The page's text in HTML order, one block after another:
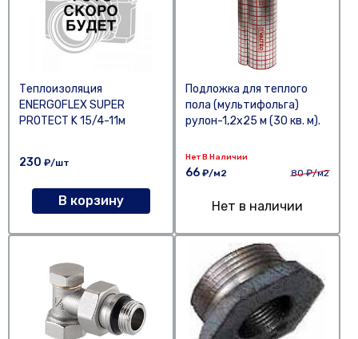
Теплоизоляция
ENERGOFLEX SUPER
PROTECT K 15/4-11м
230 ₽/шт
В корзину
Подложка для теплого
пола (мультифольга)
рулон-1,2х25 м (30 кв. м).
Нет В Наличии
66 ₽/м2 80₽/м2
Нет в наличии